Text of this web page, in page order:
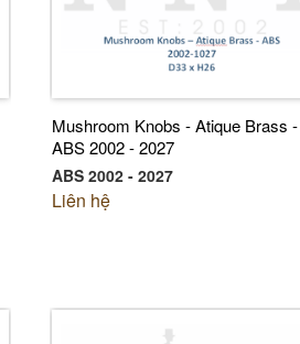
Mushroom Knobs - Atique Brass -
ABS 2002 - 2027
ABS 2002 - 2027
Liên hệ